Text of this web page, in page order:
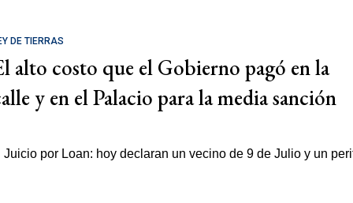
DE TIERRAS
alto costo que el Gobierno pagó en la
y en el Palacio para la media sanción